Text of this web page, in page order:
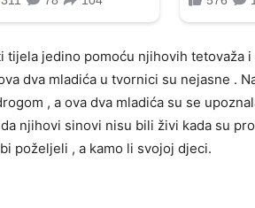
jedino pomoću njihovih tetovaža
dva mladića u tvornici su nejasne .
, a ova dva mladića su se
njihovi sinovi nisu bili živi kada su
poželjeli , a kamo li svojoj djeci.